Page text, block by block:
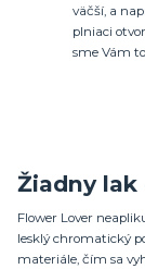
väčší, a
plniaci
sme Vám
Žiadny lak
Flower Lover
lesklý chromatický
materiále, čím sa